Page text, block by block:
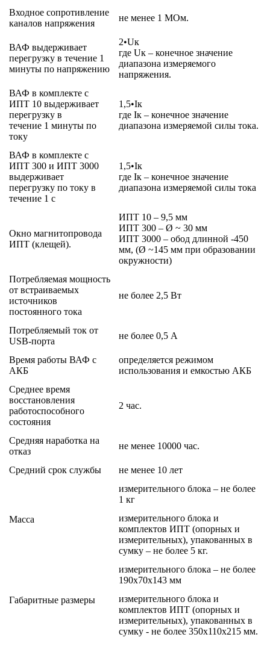
Входное сопротивление
каналов напряжения
не менее 1 МОм.
ВАФ выдерживает
перегрузку в течение 1
минуты по напряжению
2•Uк
где Uк – конечное значение
диапазона измеряемого
напряжения.
ВАФ в комплекте с
ИПТ 10 выдерживает
перегрузку в
течение 1 минуты по
току
1,5•Iк
где Iк – конечное значение
диапазона измеряемой силы тока.
ВАФ в комплекте с
ИПТ 300 и ИПТ 3000
выдерживает
перегрузку по току в
течение 1 с
1,5•Iк
где Iк – конечное значение
диапазона измеряемой силы тока
Окно магнитопровода
ИПТ (клещей).
ИПТ 10 – 9,5 мм
ИПТ 300 – Ø ~ 30 мм
ИПТ 3000 – обод длинной -450
мм, (Ø ~145 мм при образовании
окружности)
Потребляемая мощность
от встраиваемых
источников
постоянного тока
не более 2,5 Вт
Потребляемый ток от
USB-порта
не более 0,5 А
Время работы ВАФ с
АКБ
определяется режимом
использования и емкостью АКБ
Среднее время
восстановления
работоспособного
состояния
2 час.
Средняя наработка на
отказ
не менее 10000 час.
Средний срок службы не менее 10 лет
Масса
измерительного блока – не более
1 кг
измерительного блока и
комплектов ИПТ (опорных и
измерительных), упакованных в
сумку – не более 5 кг.
Габаритные размеры
измерительного блока – не более
190х70х143 мм
измерительного блока и
комплектов ИПТ (опорных и
измерительных), упакованных в
сумку - не более 350х110х215 мм.